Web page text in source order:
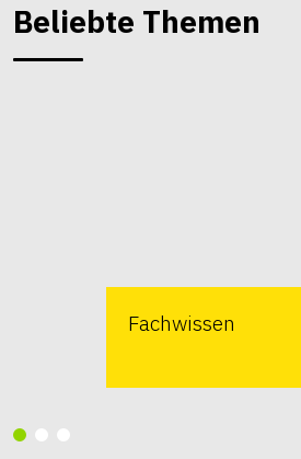
Beliebte Themen
Fachwissen